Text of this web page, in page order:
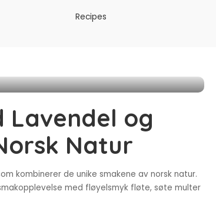
Recipes
Lavendel og
Natur
kombinerer de unike smakene av norsk natur.
med fløyelsmyk fløte, søte multer